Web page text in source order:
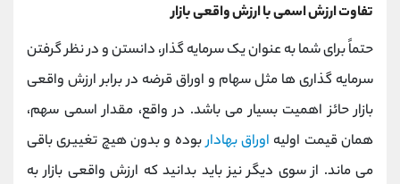
تفاوت ارزش اسمی با ارزش واقعی بازار
حتماً برای شما به عنوان یک سرمایه گذار، دانستن و در نظر گرفتن
سرمایه گذاری ها مثل سهام و اوراق قرضه در برابر ارزش واقعی
بازار حائز اهمیت بسیار می باشد. در واقع، مقدار اسمی سهم،
همان قیمت اولیه اوراق بهاداربوده و بدون هیچ تغییری باقی
می ماند. از سوی دیگر نیز باید بدانید که ارزش واقعی بازار به